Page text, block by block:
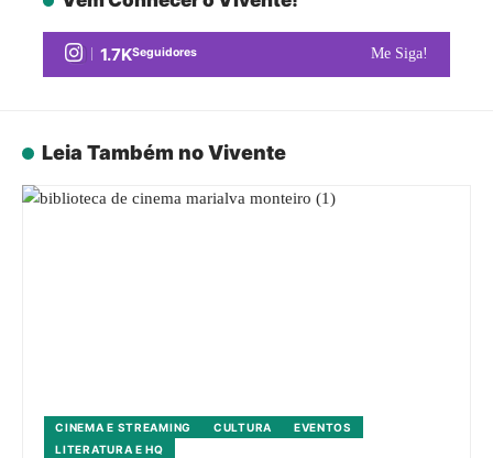
1.7KSeguidores Me Siga!
Leia Também no Vivente
CINEMA E STREAMING CULTURA
EVENTOS
LITERATURA E HQ